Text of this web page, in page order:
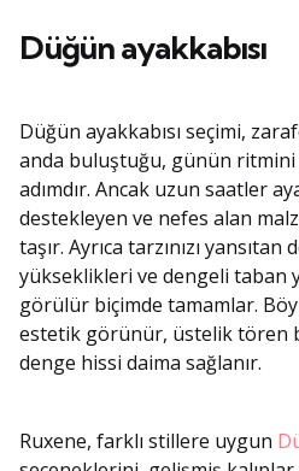
Düğün ayakkabısı
Düğün ayakkabısı seçimi,
anda buluştuğu, günün
adımdır. Ancak uzun saatler
destekleyen ve nefes alan
taşır. Ayrıca tarzınızı
yükseklikleri ve dengeli taban
görülür biçimde tamamlar.
estetik görünür, üstelik tören
denge hissi daima sağlanır.
Ruxene, farklı stillere uygun